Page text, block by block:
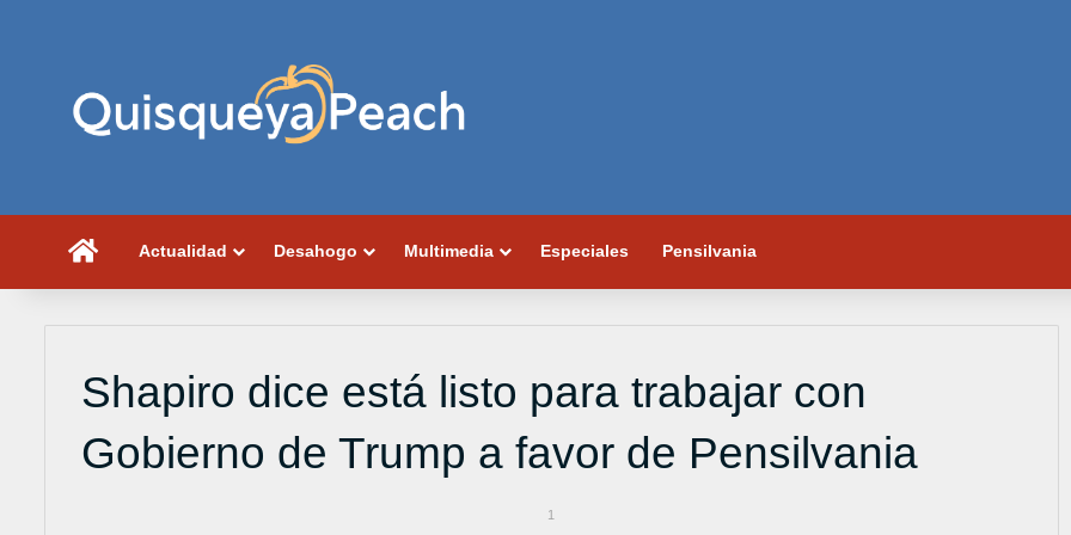
PortadaActualidad Desahogo Multimedia Especiales Pensilvania
Shapiro dice está listo para trabajar con
Gobierno de Trump a favor de Pensilvania
1